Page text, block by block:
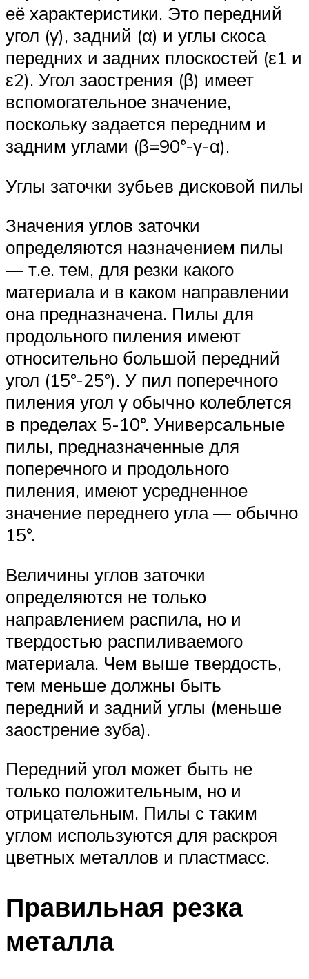
её характеристики. Это передний
угол (γ), задний (α) и углы скоса
передних и задних плоскостей (ε1 и
ε2). Угол заострения (β) имеет
вспомогательное значение,
поскольку задается передним и
задним углами (β=90°-γ-α).
Углы заточки зубьев дисковой пилы
Значения углов заточки
определяются назначением пилы
— т.е. тем, для резки какого
материала и в каком направлении
она предназначена. Пилы для
продольного пиления имеют
относительно большой передний
угол (15°-25°). У пил поперечного
пиления угол γ обычно колеблется
в пределах 5-10°. Универсальные
пилы, предназначенные для
поперечного и продольного
пиления, имеют усредненное
значение переднего угла — обычно
15°.
Величины углов заточки
определяются не только
направлением распила, но и
твердостью распиливаемого
материала. Чем выше твердость,
тем меньше должны быть
передний и задний углы (меньше
заострение зуба).
Передний угол может быть не
только положительным, но и
отрицательным. Пилы с таким
углом используются для раскроя
цветных металлов и пластмасс.
Правильная резка
металла